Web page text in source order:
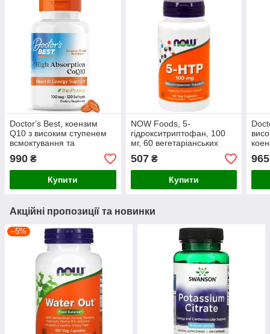
Doctor's Best, коензим
Q10 з високим ступенем
всмоктування та
BioPerine, 100 мг, 120
капсул
990 ₴
Купити
NOW Foods, 5-
гідрокситриптофан, 100
мг, 60 вегетаріанських
капсул
507₴
Купити
965
Акційні пропозиції та новинки
–5%